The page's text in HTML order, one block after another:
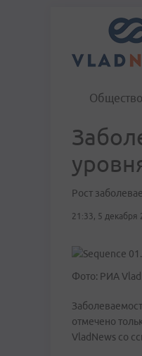
Общество
Рост
21:33, 5 декабря
Фото: РИА
отмечено
VladNews со